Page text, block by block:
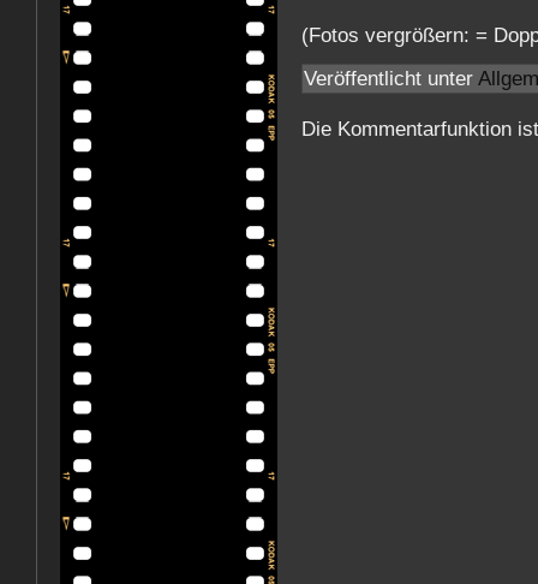
(Fotos vergrößern: =
Veröffentlicht unter
Die Kommentarfunktion